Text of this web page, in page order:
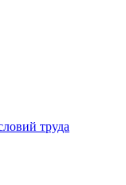
труда